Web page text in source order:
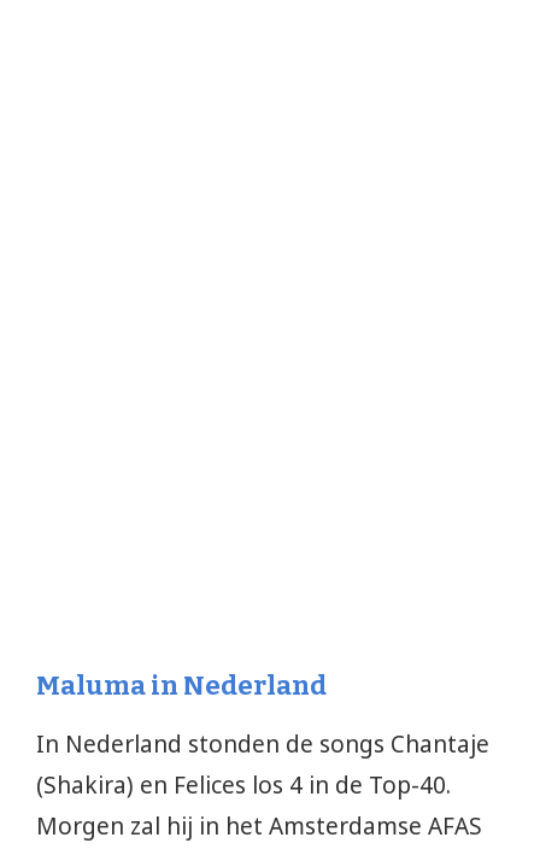
Maluma in Nederland
In Nederland stonden de songs Chantaje
(Shakira) en Felices los 4 in de Top-40.
Morgen zal hij in het Amsterdamse AFAS